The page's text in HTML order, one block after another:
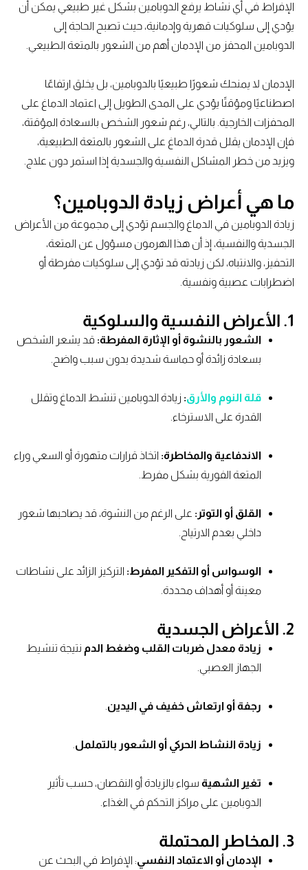
الإفراط في أي نشاط يرفع الدوبامين بشكل غير طبيعي يمكن أن
يؤدي إلى سلوكيات قهرية وإدمانية، حيث تصبح الحاجة إلى
الدوبامين المحفز من الإدمان أهم من الشعور بالمتعة الطبيعي.
الإدمان لا يمنحك شعورًا طبيعيًا بالدوبامين، بل يخلق ارتفاعًا
اصطناعيًا ومؤقتًا يؤدي على المدى الطويل إلى اعتماد الدماغ على
المحفزات الخارجية. بالتالي، رغم شعور الشخص بالسعادة المؤقتة،
فإن الإدمان يقلل قدرة الدماغ على الشعور بالمتعة الطبيعية،
ويزيد من خطر المشاكل النفسية والجسدية إذا استمر دون علاج.
ما هي أعراض زيادة الدوبامين؟
زيادة الدوبامين في الدماغ والجسم تؤدي إلى مجموعة من الأعراض
الجسدية والنفسية، إذ أن هذا الهرمون مسؤول عن المتعة،
التحفيز، والانتباه، لكن زيادته قد تؤدي إلى سلوكيات مفرطة أو
اضطرابات عصبية ونفسية.
الشعور بالنشوة أو الإثارة المفرطة:قد يشعر الشخص
بسعادة زائدة أو حماسة شديدة بدون سبب واضح.
قلة النوم والأرق:زيادة الدوبامين تنشط الدماغ وتقلل
القدرة على الاسترخاء.
الاندفاعية والمخاطرة:اتخاذ قرارات متهورة أو السعي وراء
المتعة الفورية بشكل مفرط.
القلق أو التوتر:على الرغم من النشوة، قد يصاحبها شعور
داخلي بعدم الارتياح.
الوسواس أو التفكير المفرط:التركيز الزائد على نشاطات
معينة أو أهداف محددة.
2. الأعراض الجسدية
زيادة معدل ضربات القلب وضغط الدمنتيجة تنشيط
الجهاز العصبي.
رجفة أو ارتعاش خفيف في اليدين.
زيادة النشاط الحركي أو الشعور بالتململ
تغير الشهيةسواء بالزيادة أو النقصان، حسب تأثير
الدوبامين على مراكز التحكم في الغذاء.
3. المخاطر المحتملة
الإدمان أو الاعتماد النفسي : الإفراط في البحث عن